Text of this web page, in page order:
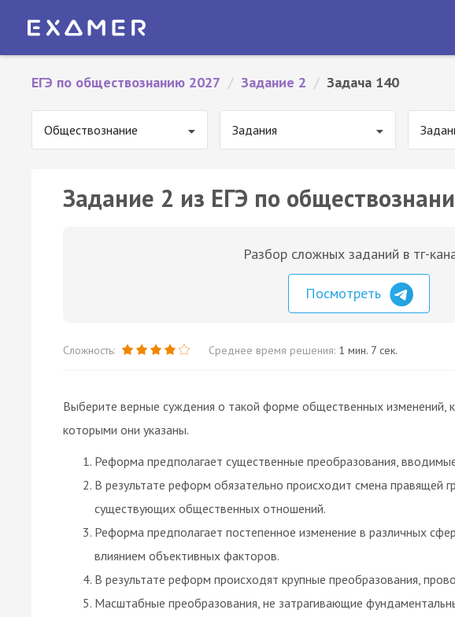
ЕГЭ по обществознанию 2027 / Задание 2 / Задача 140
Обществознание Задания
Задание 2 из ЕГЭ по
Разбор сложных заданий в тг-
Посмотреть
Сложность: Среднее время решения: 1 мин. 7 сек.
Выберите верные суждения о такой форме общественных изменений,
которыми они указаны.
Реформа предполагает существенные преобразования,
В результате реформ обязательно происходит смена правящей
существующих общественных отношений.
Реформа предполагает постепенное изменение в различных
влиянием объективных факторов.
В результате реформ происходят крупные преобразования,
Масштабные преобразования, не затрагивающие